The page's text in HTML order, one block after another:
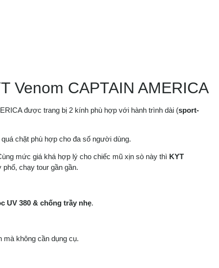
Venom CAPTAIN AMERICA
được trang bị 2 kính phù hợp với hành trình dài (sport-
chặt phù hợp cho đa số người dùng.
mức giá khá hợp lý cho chiếc mũ xịn sò này thì KYT
chạy tour gần gần.
UV 380 & chống trầy nhẹ.
mà không cần dụng cụ.